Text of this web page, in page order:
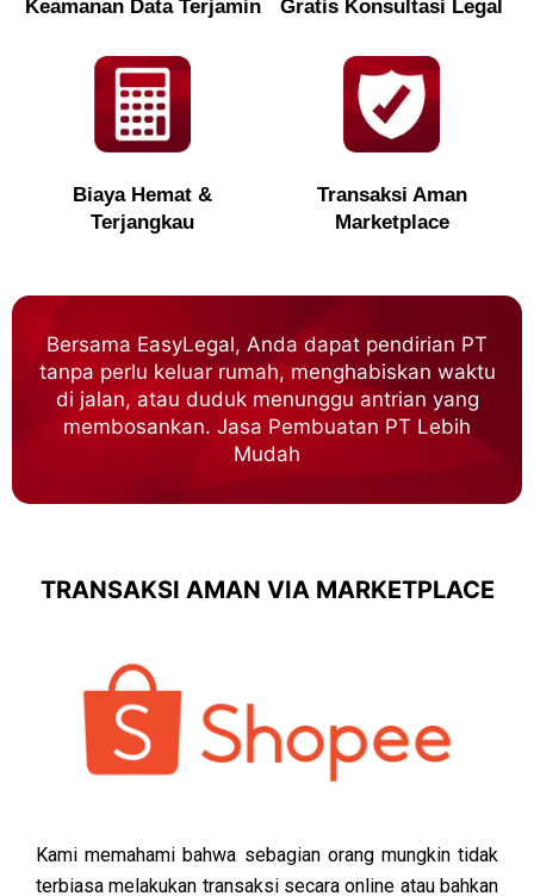
Keamanan Data Terjamin Gratis Konsultasi Legal
Biaya Hemat &
Terjangkau
Transaksi Aman
Marketplace
Bersama EasyLegal, Anda dapat pendirian PT
tanpa perlu keluar rumah, menghabiskan waktu
di jalan, atau duduk menunggu antrian yang
membosankan. Jasa Pembuatan PT Lebih
Mudah
TRANSAKSI AMAN VIA MARKETPLACE
Kami memahami bahwa sebagian orang mungkin tidak
terbiasa melakukan transaksi secara online atau bahkan